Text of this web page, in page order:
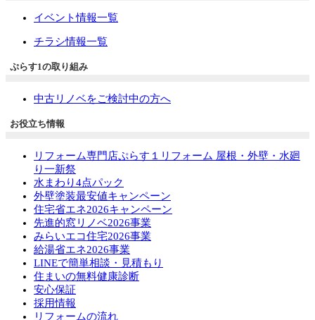
イベント情報一覧
チラシ情報一覧
ぷらす1の取り組み
中古リノベをご検討中の方へ
お役立ち情報
リフォーム専門店ぷらす１リフォーム 屋根・外壁・水廻
り一新祭
水まわり4点パック
外壁塗装最安値キャンペーン
住宅省エネ2026キャンペーン
先進的窓リノベ2026事業
みらいエコ住宅2026事業
給湯省エネ2026事業
LINEで簡単相談・見積もり
住まいの無料健康診断
安心保証
採用情報
リフォームの流れ